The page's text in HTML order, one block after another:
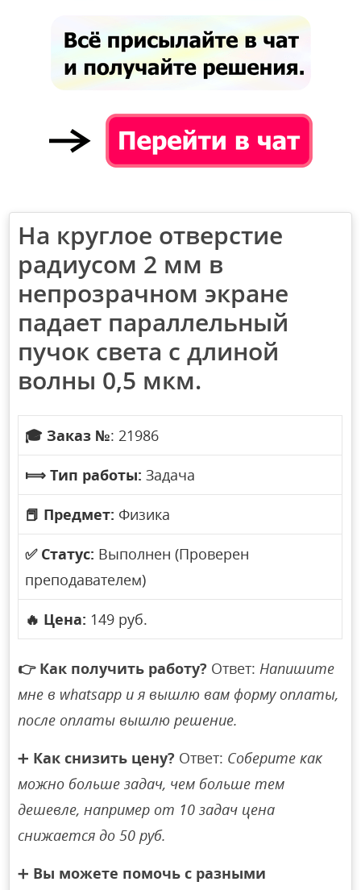
На круглое отверстие
радиусом 2 мм в
непрозрачном экране
падает параллельный
пучок света с длиной
волны 0,5 мкм.
🎓 Заказ №: 21986
⟾ Тип работы: Задача
📕 Предмет: Физика
✅ Статус: Выполнен (Проверен
преподавателем)
🔥 Цена: 149 руб.
👉 Как получить работу? Ответ:Напишите
мне в whatsapp и я вышлю вам форму оплаты,
после оплаты вышлю решение.
➕ Как снизить цену? Ответ: Соберите как
можно больше задач, чем больше тем
дешевле, например от 10 задач цена
снижается до 50 руб.
➕ Вы можете помочь с разными